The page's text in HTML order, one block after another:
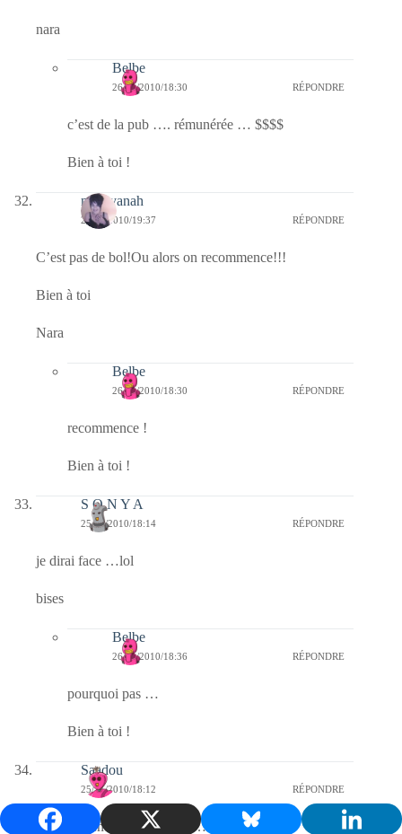
nara
Belbe
26/11/2010/18:30 RÉPONDRE
c’est de la pub …. rémunérée … $$$$
Bien à toi !
nara-yanah
25/11/2010/19:37 RÉPONDRE
C’est pas de bol!Ou alors on recommence!!!
Bien à toi
Nara
Belbe
26/11/2010/18:30 RÉPONDRE
recommence !
Bien à toi !
S O N Y A
25/11/2010/18:14 RÉPONDRE
je dirai face …lol
bises
Belbe
26/11/2010/18:36 RÉPONDRE
pourquoi pas …
Bien à toi !
Saadou
25/11/2010/18:12 RÉPONDRE
et bien attendons la surprise…